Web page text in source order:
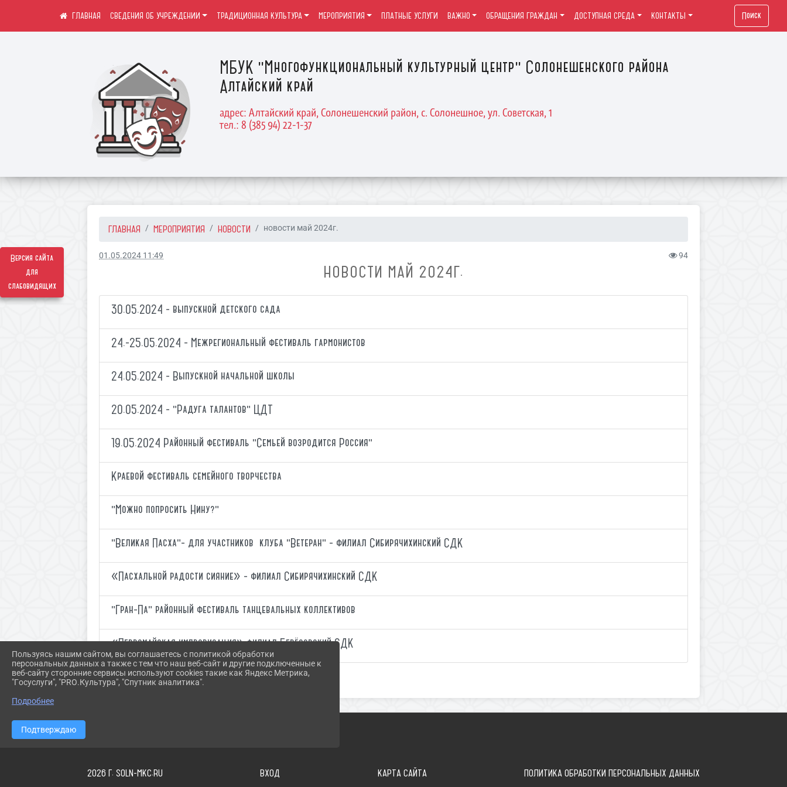
Версия сайта
для
слабовидящих
МБУК "Многофункциональный культурный центр" Солонешенского района
Алтайский край
адрес: Алтайский край, Солонешенский район, с. Солонешное, ул. Советская, 1
тел.: 8 (385 94) 22-1-37
СВЕДЕНИЯ ОБ УЧРЕЖДЕНИИ ТРАДИЦИОННАЯ КУЛЬТУРА МЕРОПРИЯТИЯ ПЛАТНЫЕ УСЛУГИ ВАЖНО ОБРАЩЕНИЯ ГРАЖДАН ДОСТУПНАЯ СРЕДА КОНТАКТЫ Поиск
ГЛАВНАЯ МЕРОПРИЯТИЯ НОВОСТИ новости май 2024г.
01.05.2024 11:49 94
НОВОСТИ МАЙ 2024Г.
30.05.2024 - выпускной детского сада
24.-25.05.2024 - Межрегиональный фестиваль гармонистов
24.05.2024 - Выпускной начальной школы
20.05.2024 - "Радуга талантов" ЦДТ
19.05.2024 Районный фестиваль "Семьей возродится Россия"
Краевой фестиваль семейного творчества
"Можно попросить Нину?"
"Великая Пасха"- для участников клуба "Ветеран" - филиал Сибирячихинский СДК
«Пасхальной радости сияние» - филиал Сибирячихинский СДК
"Гран-Па" районный фестиваль танцевальных коллективов
«Первомайская импровизация» филиал Берёзовский СДК
2026 Г. SOLN-MKC.RU ВХОД КАРТА САЙТА ПОЛИТИКА ОБРАБОТКИ ПЕРСОНАЛЬНЫХ ДАННЫХ
Пользуясь нашим сайтом, вы соглашаетесь с политикой обработки
персональных данных а также с тем что наш веб-сайт и другие подключенные к
веб-сайту сторонние сервисы используют cookies такие как Яндекс Метрика,
"Госуслуги", "PRO.Культура", "Спутник аналитика".
Подробнее
Подтверждаю